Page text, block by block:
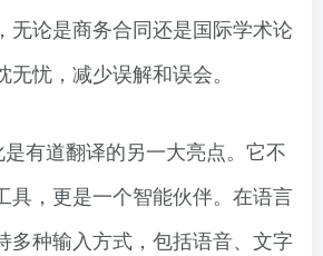
无论是商务合同还是国际学术论
忧，减少误解和误会。
有道翻译的另一大亮点。它不
具，更是一个智能伙伴。在语言
多种输入方式，包括语音、文字